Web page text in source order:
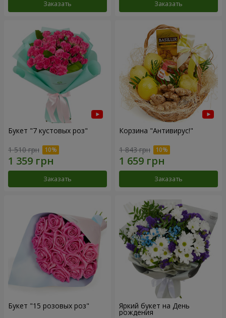
Заказать Заказать
Букет "7 кустовых роз"
1 510 грн
Заказать
Корзина "Антивирус!"
1 843 грн
Заказать
Букет "15 розовых роз" Яркий букет на День
рождения